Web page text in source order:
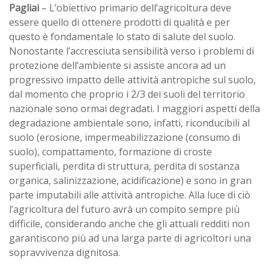
Pagliai – L’obiettivo primario dell’agricoltura deve
essere quello di ottenere prodotti di qualità e per
questo è fondamentale lo stato di salute del suolo.
Nonostante l’accresciuta sensibilità verso i problemi di
protezione dell’ambiente si assiste ancora ad un
progressivo impatto delle attività antropiche sul suolo,
dal momento che proprio i 2/3 dei suoli del territorio
nazionale sono ormai degradati. I maggiori aspetti della
degradazione ambientale sono, infatti, riconducibili al
suolo (erosione, impermeabilizzazione (consumo di
suolo), compattamento, formazione di croste
superficiali, perdita di struttura, perdita di sostanza
organica, salinizzazione, acidificazione) e sono in gran
parte imputabili alle attività antropiche. Alla luce di ciò
l’agricoltura del futuro avrà un compito sempre più
difficile, considerando anche che gli attuali redditi non
garantiscono più ad una larga parte di agricoltori una
sopravvivenza dignitosa.